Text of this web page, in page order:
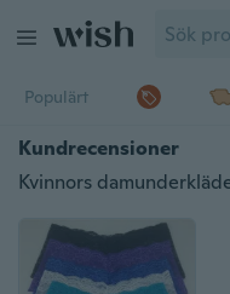
Populärt
Kundrecensioner